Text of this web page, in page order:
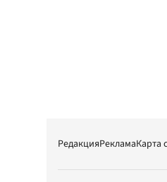
РедакцияРекламаКарта